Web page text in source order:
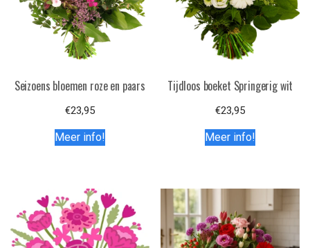
Seizoens bloemen roze en paars
€23,95
Meer info!
Tijdloos boeket Springerig wit
€23,95
Meer info!